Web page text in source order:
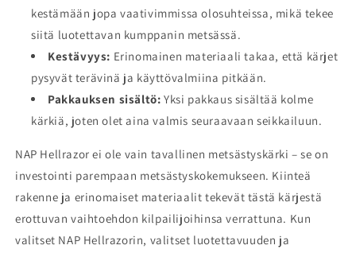
kestämään jopa vaativimmissa olosuhteissa, mikä tekee
siitä luotettavan kumppanin metsässä.
Kestävyys: Erinomainen materiaali takaa, että kärjet
pysyvät terävinä ja käyttövalmiina pitkään.
Pakkauksen sisältö: Yksi pakkaus sisältää kolme
kärkiä, joten olet aina valmis seuraavaan seikkailuun.
NAP Hellrazor ei ole vain tavallinen metsästyskärki – se on
investointi parempaan metsästyskokemukseen. Kiinteä
rakenne ja erinomaiset materiaalit tekevät tästä kärjestä
erottuvan vaihtoehdon kilpailijoihinsa verrattuna. Kun
valitset NAP Hellrazorin, valitset luotettavuuden ja